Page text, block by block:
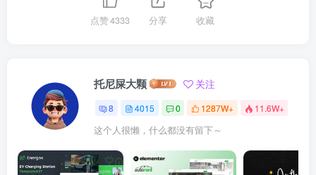
点赞4333 分享 收藏
托尼屎大颗 关注
8 4015 0 1287W+ 11.6W+
这个人很懒，什么都没有留下～